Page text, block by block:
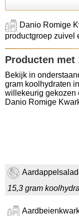
Danio Romige
productgroep zuivel
Producten met
Bekijk in
gram koolhydraten
willekeurig gekozen
Danio Romige
15,3 gram